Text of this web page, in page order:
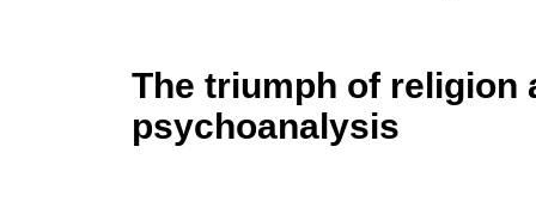
The triumph of religion
psychoanalysis